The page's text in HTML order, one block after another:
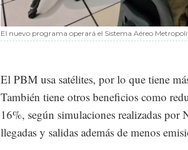
El nuevo programa operará el Sistema Aéreo
El PBM usa satélites, por lo que tiene
También tiene otros beneficios como
16%, según simulaciones realizadas
llegadas y salidas además de menos